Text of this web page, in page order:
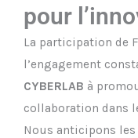
pour
La participation de
l’engagement
CYBERLAB à
collaboration dans
Nous anticipons